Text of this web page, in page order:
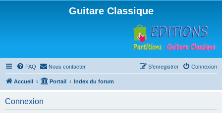
Guitare Classique
FAQ Nous contacter Connexion
S’enregistrer
Accueil Portail Index du forum
Connexion